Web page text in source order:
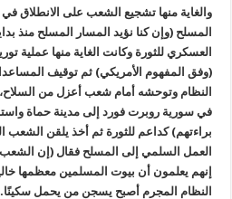
والغاية منها تشجيع الشعب على الانطلاق في
المسلح (وإن كنا نؤيد المسار المسلح منذ
العسكري للثورة وكانت الغاية منها عملية
(وفق المفهوم الأمريكي) ثم توقيف
النظام وتوحشه أمام شعب أعزل من
في سورية روبرت فورد إلى مدينة حماة
براءتهم) كداعم للثورة ثم أخذ يلقن
العمل السلمي إلى المسلح فقال (إن
إنهم يعلمون أن بيوت المسلمين معظمها
النظام المجرم أصبح يسجن من يحمل